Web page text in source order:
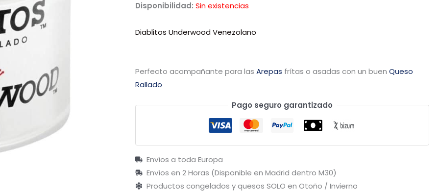
Disponibilidad: Sin existencias
Diablitos Underwood Venezolano
Perfecto acompañante para lasArepas frítas o asadas con un buenQueso
Rallado
Pago seguro garantizado
Envíos a toda Europa
Envíos en 2 Horas (Disponible en Madrid dentro M30)
Productos congelados y quesos SOLO en Otoño / Invierno